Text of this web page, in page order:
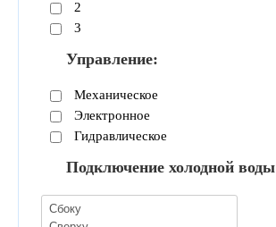
2
3
Управление:
Механическое
Электронное
Гидравлическое
Подключение холодной воды